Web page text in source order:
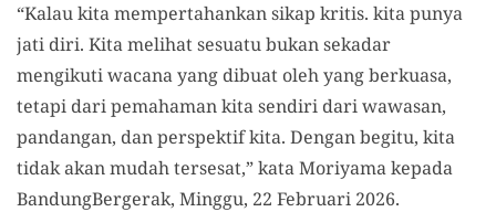
“Kalau kita mempertahankan sikap kritis. kita punya
jati diri. Kita melihat sesuatu bukan sekadar
mengikuti wacana yang dibuat oleh yang berkuasa,
tetapi dari pemahaman kita sendiri dari wawasan,
pandangan, dan perspektif kita. Dengan begitu, kita
tidak akan mudah tersesat,” kata Moriyama kepada
BandungBergerak, Minggu, 22 Februari 2026.